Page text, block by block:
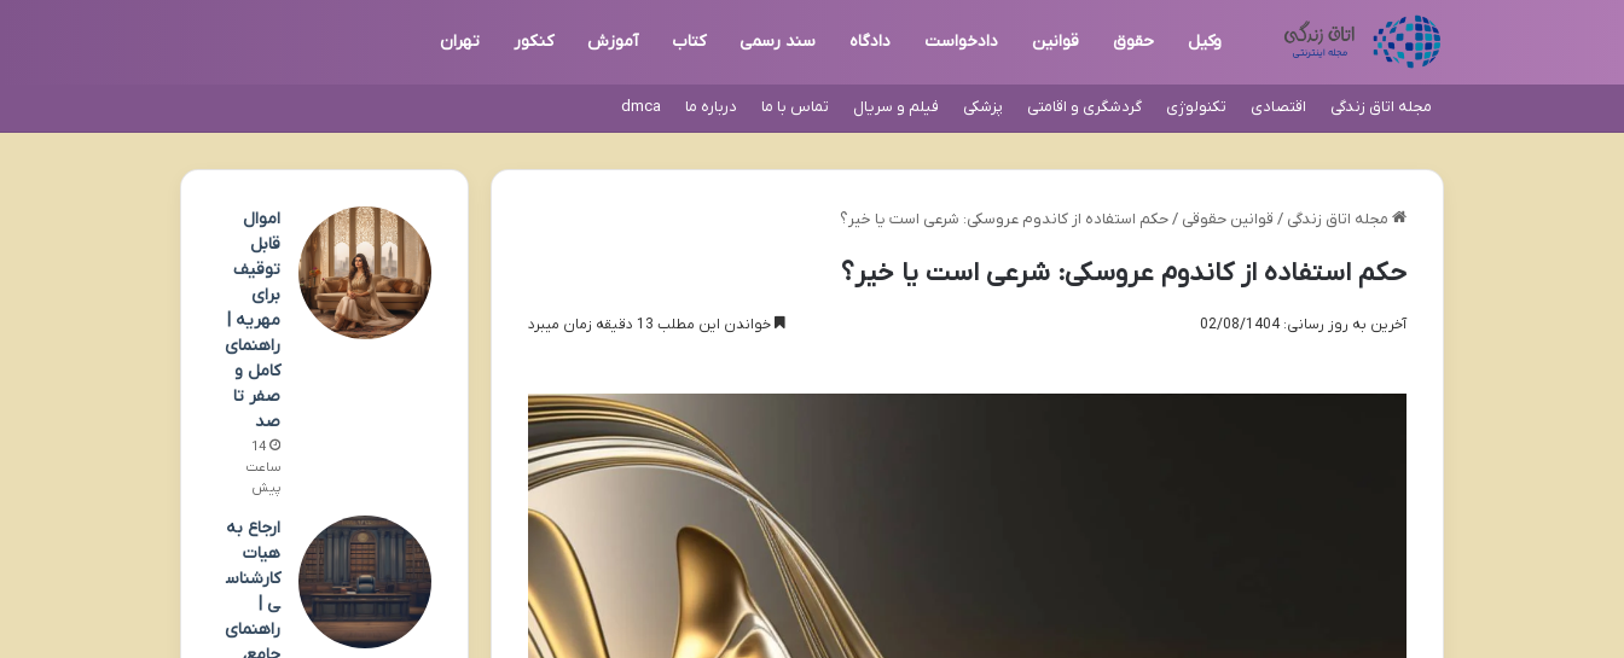
وکیل حقوق قوانین دادخواست دادگاه سند رسمی کتاب آموزش کنکور تهران
مجله اتاق زندگی اقتصادی تکنولوژی گردشگری و اقامتی پزشکی فیلم و سریال تماس با ما درباره ما dmca
مجله اتاق زندگی / قوانین حقوقی / حکم استفاده از کاندوم عروسکی: شرعی است یا خیر؟
حکم استفاده از کاندوم عروسکی: شرعی است یا خیر؟
آخرین به روز رسانی: 02/08/1404 خواندن این مطلب 13 دقیقه زمان میبرد
اموال
قابل
توقیف
برای
مهریه |
راهنمای
کامل و
صفر تا
صد
14
ساعت
پیش
ارجاع به
هیات
کارشناس
ی |
راهنمای